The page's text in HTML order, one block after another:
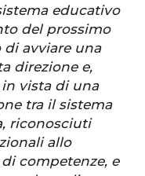
educativo
del prossimo
di avviare una
direzione e,
vista di una
tra il sistema
riconosciuti
allo
competenze, e